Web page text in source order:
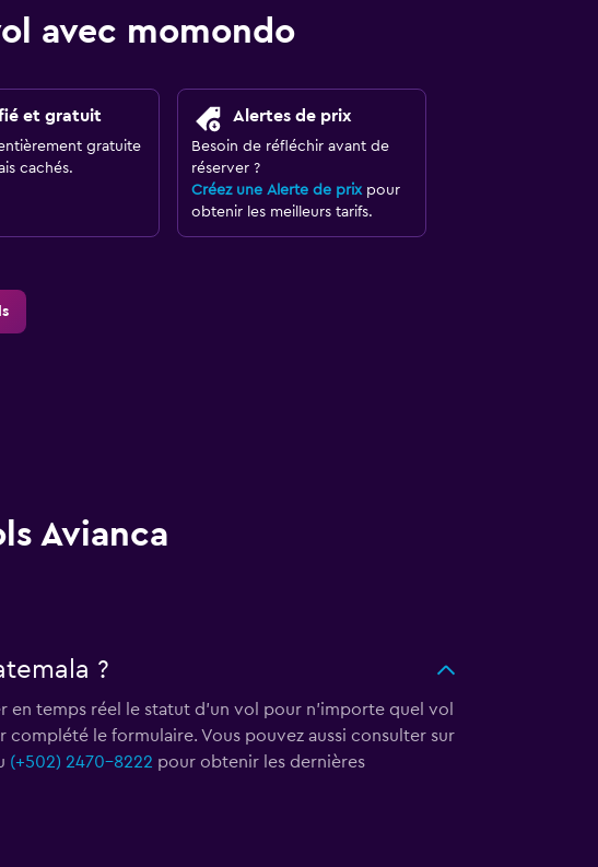
avec momondo
et gratuit
gratuite
cachés.
Alertes de prix
Besoin de réfléchir avant de
réserver ?
Créez une Alerte de prixpour
obtenir les meilleurs tarifs.
Avianca
?
en temps réel le statut d'un vol pour n'importe quel vol
le formulaire. Vous pouvez aussi consulter sur
(+502) 2470-8222 pour obtenir les dernières